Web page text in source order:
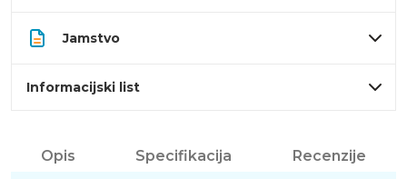
Jamstvo
Informacijski list
Opis Specifikacija Recenzije